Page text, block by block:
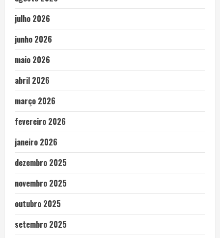
julho 2026
junho 2026
maio 2026
abril 2026
março 2026
fevereiro 2026
janeiro 2026
dezembro 2025
novembro 2025
outubro 2025
setembro 2025